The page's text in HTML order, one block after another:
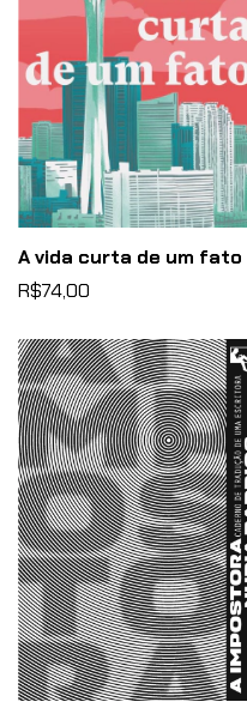
A vida curta de um fato
R$74,00